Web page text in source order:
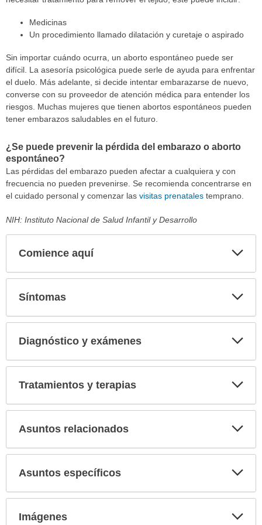
Medicinas
Un procedimiento llamado dilatación y curetaje o aspirado
Sin importar cuándo ocurra, un aborto espontáneo puede ser
difícil. La asesoría psicológica puede serle de ayuda para enfrentar
el duelo. Más adelante, si decide intentar embarazarse de nuevo,
converse con su proveedor de atención médica para entender los
riesgos. Muchas mujeres que tienen abortos espontáneos pueden
tener embarazos saludables en el futuro.
¿Se puede prevenir la pérdida del embarazo o aborto
espontáneo?
Las pérdidas del embarazo pueden afectar a cualquiera y con
frecuencia no pueden prevenirse. Se recomienda concentrarse en
el cuidado personal y comenzar las visitas prenatales temprano.
NIH: Instituto Nacional de Salud Infantil y Desarrollo
Comience aquí
Síntomas
Diagnóstico y exámenes
Tratamientos y terapias
Asuntos relacionados
Asuntos específicos
Imágenes